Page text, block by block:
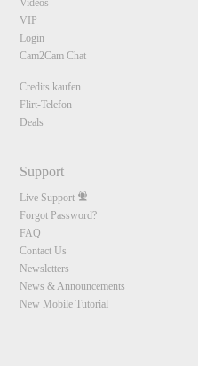
Videos
VIP
Login
Cam2Cam Chat
Credits kaufen
Flirt-Telefon
Deals
Support
Live Support
Forgot Password?
FAQ
Contact Us
Newsletters
News & Announcements
New Mobile Tutorial